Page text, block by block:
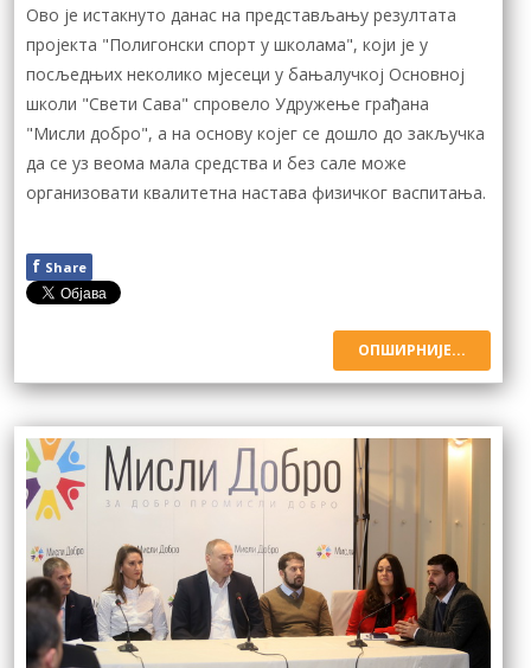
Ово је истакнуто данас на представљању резултата
пројекта "Полигонски спорт у школама", који је у
посљедњих неколико мјесеци у бањалучкој Основној
школи "Свети Сава" спровело Удружење грађана
"Мисли добро", а на основу којег се дошло до закључка
да се уз веома мала средства и без сале може
организовати квалитетна настава физичког васпитања.
f Share
ОПШИРНИЈЕ...